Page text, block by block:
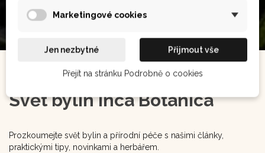
Svět bylin Inca Botanica
Prozkoumejte svět bylin a přírodní péče s našimi články,
praktickými tipy, novinkami a herbářem.
Marketingové cookies
Jen nezbytné Přijmout vše
Přejít na stránku Podrobně o cookies